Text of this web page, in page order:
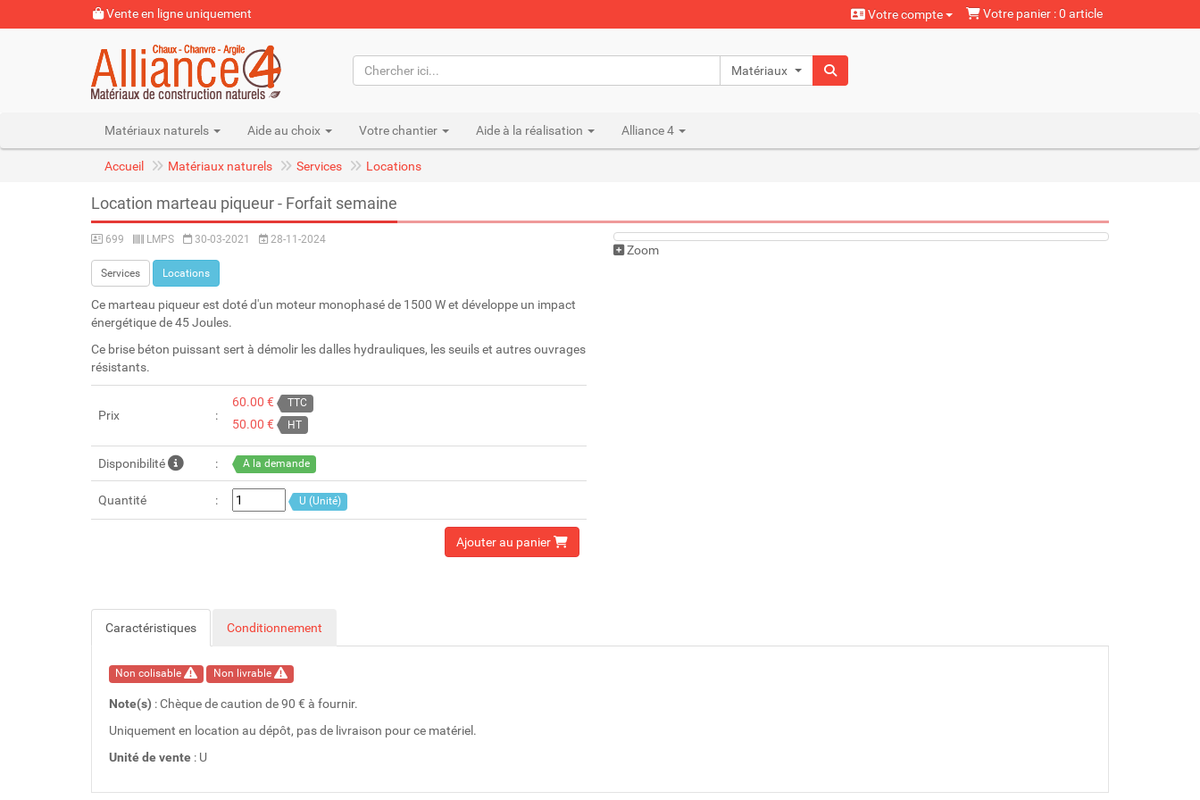
Vente en ligne uniquement Votre compte Votre panier : 0 article
Matériaux naturels
Matériaux naturels Aide au choix Votre chantier Aide à la réalisation Alliance 4
Accueil Matériaux naturels Services Locations
Location marteau piqueur - Forfait semaine
699 LMPS 30-03-2021 28-11-2024
Services Locations
Ce marteau piqueur est doté d'un moteur monophasé de 1500 W et développe un impact
énergétique de 45 Joules.
Ce brise béton puissant sert à démolir les dalles hydrauliques, les seuils et autres ouvrages
résistants.
Prix
60.00 € TTC
50.00 € HT
Disponibilité A la demande
Quantité U (Unité)
Ajouter au panier
Zoom
Caractéristiques Conditionnement
Non colisable Non livrable
Note(s) : Chèque de caution de 90 € à fournir.
Uniquement en location au dépôt, pas de livraison pour ce matériel.
Unité de vente : U